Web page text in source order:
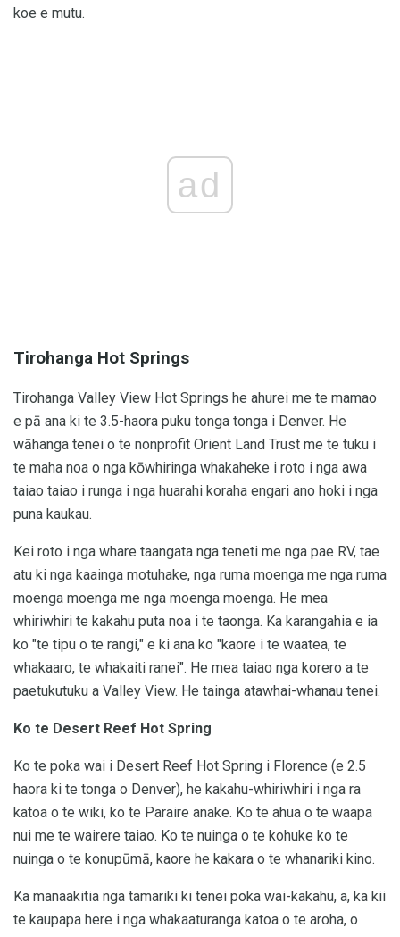
koe e mutu.
ad
Tirohanga Hot Springs
Tirohanga Valley View Hot Springs he ahurei me te mamao
e pā ana ki te 3.5-haora puku tonga tonga i Denver. He
wāhanga tenei o te nonprofit Orient Land Trust me te tuku i
te maha noa o nga kōwhiringa whakaheke i roto i nga awa
taiao taiao i runga i nga huarahi koraha engari ano hoki i nga
puna kaukau.
Kei roto i nga whare taangata nga teneti me nga pae RV, tae
atu ki nga kaainga motuhake, nga ruma moenga me nga ruma
moenga moenga me nga moenga moenga. He mea
whiriwhiri te kakahu puta noa i te taonga. Ka karangahia e ia
ko "te tipu o te rangi," e ki ana ko "kaore i te waatea, te
whakaaro, te whakaiti ranei". He mea taiao nga korero a te
paetukutuku a Valley View. He tainga atawhai-whanau tenei.
Ko te Desert Reef Hot Spring
Ko te poka wai i Desert Reef Hot Spring i Florence (e 2.5
haora ki te tonga o Denver), he kakahu-whiriwhiri i nga ra
katoa o te wiki, ko te Paraire anake. Ko te ahua o te waapa
nui me te wairere taiao. Ko te nuinga o te kohuke ko te
nuinga o te konupūmā, kaore he kakara o te whanariki kino.
Ka manaakitia nga tamariki ki tenei poka wai-kakahu, a, ka kii
te kaupapa here i nga whakaaturanga katoa o te aroha, o